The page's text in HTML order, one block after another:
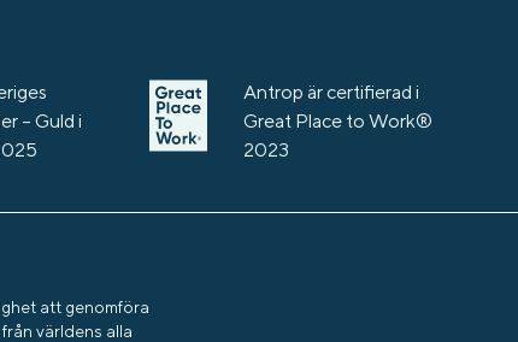
– Guld i
Antrop är certifierad i
Great Place to Work®
2023
att genomföra
världens alla